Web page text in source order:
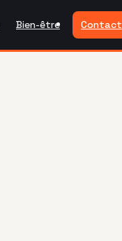
Bien-être Contact